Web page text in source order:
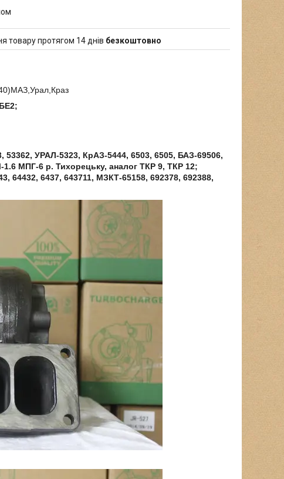
товару протягом 14 днів безкоштовно
53362, УРАЛ-5323, КрАЗ-5444, 6503, 6505, БАЗ-69506,
МПГ-6 р. Тихорецьку, аналог ТКР 9, ТКР 12;
64432, 6437, 643711, МЗКТ-65158, 692378, 692388,